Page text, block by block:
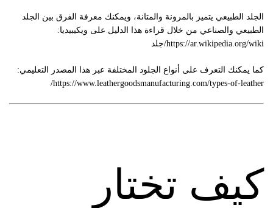
الجلد الطبيعي يتميز بالمرونة والمتانة، ويمكنك معرفة الفرق بين الجلد
الطبيعي والصناعي من خلال قراءة هذا الدليل على ويكيبيديا:
https://ar.wikipedia.org/wiki/جلد
كما يمكنك التعرف على أنواع الجلود المختلفة عبر هذا المصدر التعليمي:
https://www.leathergoodsmanufacturing.com/types-of-leather/
كيف تختار